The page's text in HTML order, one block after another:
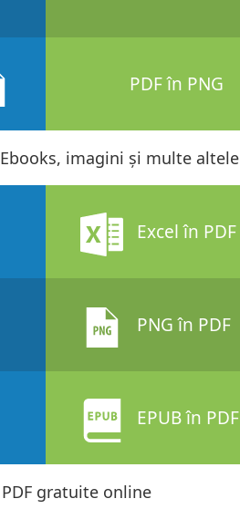
PDF în PNG
imagini și multe altele
Excel în PDF
PNG în PDF
EPUB în PDF
gratuite online